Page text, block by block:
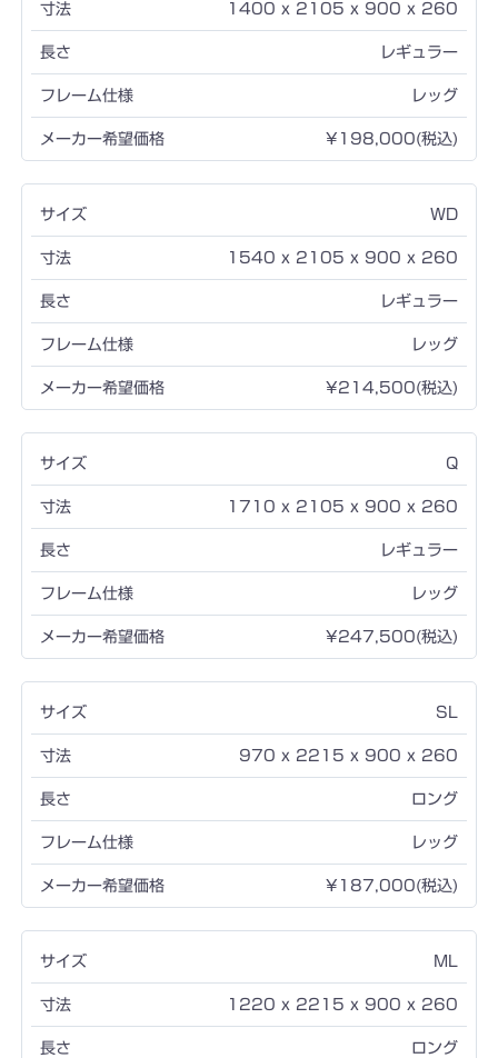
1400 x 2105 x 900 x 260
レギュラー
レッグ
¥198,000(税込)
WD
1540 x 2105 x 900 x 260
レギュラー
レッグ
¥214,500(税込)
Q
1710 x 2105 x 900 x 260
レギュラー
レッグ
¥247,500(税込)
SL
970 x 2215 x 900 x 260
ロング
レッグ
¥187,000(税込)
ML
1220 x 2215 x 900 x 260
ロング